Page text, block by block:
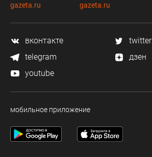
gazeta.ru
gazeta.ru
вконтакте
twitter
telegram
дзен
youtube
мобильное приложение